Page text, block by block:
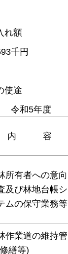
れ額
千円
使途
令和5年度
内 容
所有者への意向
及び林地台帳シ
ムの保守業務等
作業道の維持管
繕等)